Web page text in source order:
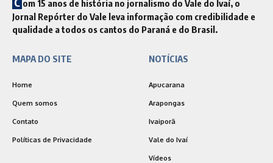
om 15 anos de história no jornalismo do Vale do Ivaí, o
Jornal Repórter do Vale leva informação com credibilidade e
qualidade a todos os cantos do Paraná e do Brasil.
MAPA DO SITE
Home
Quem somos
Contato
Políticas de Privacidade
NOTÍCIAS
Apucarana
Arapongas
Ivaiporã
Vale do Ivaí
Vídeos